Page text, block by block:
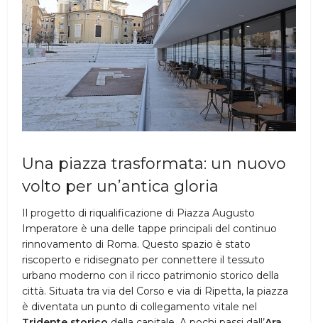
Una piazza trasformata: un nuovo
volto per un’antica gloria
Il progetto di riqualificazione di Piazza Augusto
Imperatore è una delle tappe principali del continuo
rinnovamento di Roma. Questo spazio è stato
riscoperto e ridisegnato per connettere il tessuto
urbano moderno con il ricco patrimonio storico della
città. Situata tra via del Corso e via di Ripetta, la piazza
è diventata un punto di collegamento vitale nel